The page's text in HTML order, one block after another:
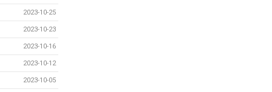
2023-10-25
2023-10-23
2023-10-16
2023-10-12
2023-10-05